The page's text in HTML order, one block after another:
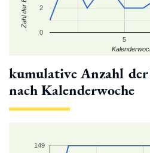
5
0
2
kumulative Anzahl
nach Kalenderwoche
149